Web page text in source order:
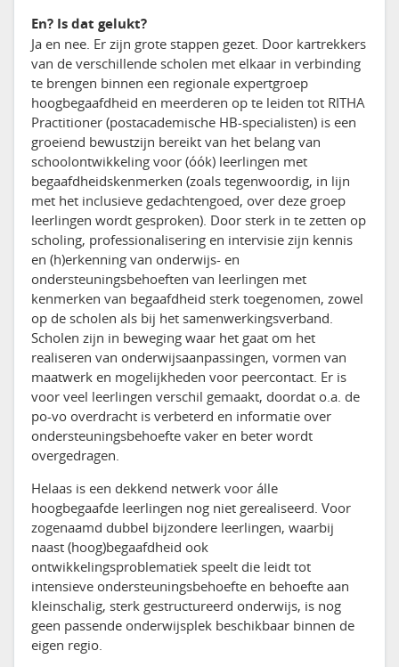
En? Is dat gelukt?
Ja en nee. Er zijn grote stappen gezet. Door kartrekkers
van de verschillende scholen met elkaar in verbinding
te brengen binnen een regionale expertgroep
hoogbegaafdheid en meerderen op te leiden tot RITHA
Practitioner (postacademische HB-specialisten) is een
groeiend bewustzijn bereikt van het belang van
schoolontwikkeling voor (óók) leerlingen met
begaafdheidskenmerken (zoals tegenwoordig, in lijn
met het inclusieve gedachtengoed, over deze groep
leerlingen wordt gesproken). Door sterk in te zetten op
scholing, professionalisering en intervisie zijn kennis
en (h)erkenning van onderwijs- en
ondersteuningsbehoeften van leerlingen met
kenmerken van begaafdheid sterk toegenomen, zowel
op de scholen als bij het samenwerkingsverband.
Scholen zijn in beweging waar het gaat om het
realiseren van onderwijsaanpassingen, vormen van
maatwerk en mogelijkheden voor peercontact. Er is
voor veel leerlingen verschil gemaakt, doordat o.a. de
po-vo overdracht is verbeterd en informatie over
ondersteuningsbehoefte vaker en beter wordt
overgedragen.
Helaas is een dekkend netwerk voor álle
hoogbegaafde leerlingen nog niet gerealiseerd. Voor
zogenaamd dubbel bijzondere leerlingen, waarbij
naast (hoog)begaafdheid ook
ontwikkelingsproblematiek speelt die leidt tot
intensieve ondersteuningsbehoefte en behoefte aan
kleinschalig, sterk gestructureerd onderwijs, is nog
geen passende onderwijsplek beschikbaar binnen de
eigen regio.